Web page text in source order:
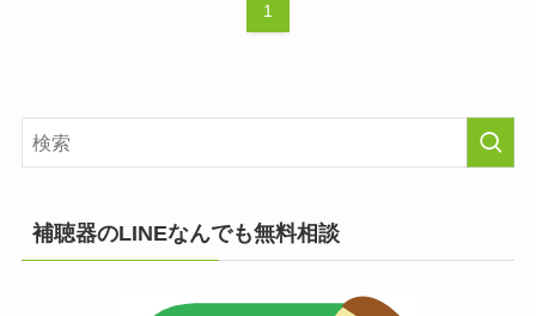
1
補聴器のLINEなんでも無料相談